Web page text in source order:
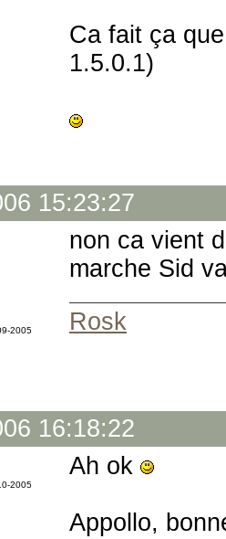
Ca fait ça
1.5.0.1)
15:23:27
2005
non ca vient
marche Sid
Rosk
16:18:22
2005
Ah ok
Appollo,